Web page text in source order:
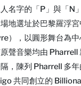
名字的「P」與「N
地選址於巴黎羅浮
），以圓形舞台為
聲音樂均由 Pharrell
，陳列 Pharrell 多
共同創立的